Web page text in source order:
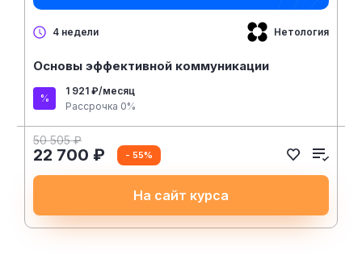
4 недели Нетология
Основы эффективной коммуникации
1 921 ₽/месяц
Рассрочка 0%
50 505 ₽
22 700 ₽ - 55%
На сайт курса